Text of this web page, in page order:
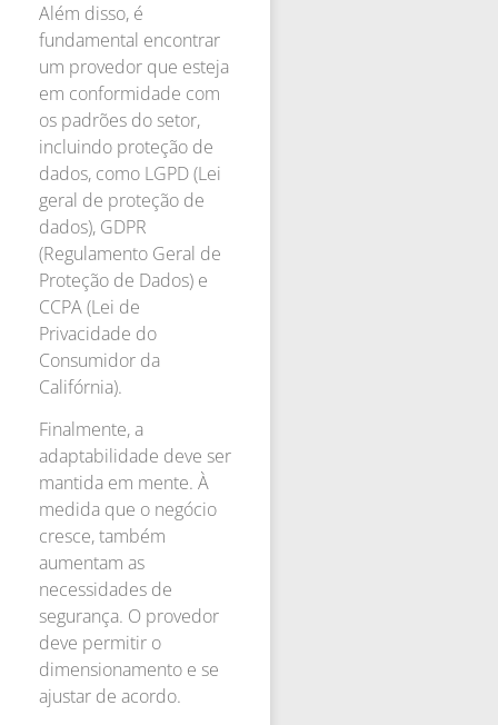
Além disso, é
fundamental encontrar
um provedor que esteja
em conformidade com
os padrões do setor,
incluindo proteção de
dados, como LGPD (Lei
geral de proteção de
dados), GDPR
(Regulamento Geral de
Proteção de Dados) e
CCPA (Lei de
Privacidade do
Consumidor da
Califórnia).
Finalmente, a
adaptabilidade deve ser
mantida em mente. À
medida que o negócio
cresce, também
aumentam as
necessidades de
segurança. O provedor
deve permitir o
dimensionamento e se
ajustar de acordo.